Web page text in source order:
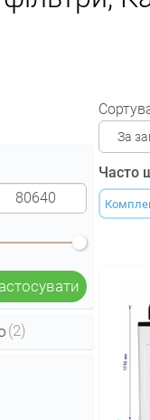
(2)
За
Часто